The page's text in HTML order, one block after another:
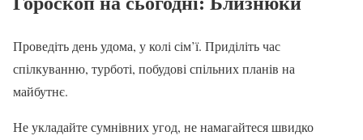
Проведіть день удома, у колі сім’ї. Приділіть час
спілкуванню, турботі, побудові спільних планів на
майбутнє.
Не укладайте сумнівних угод, не намагайтеся швидко